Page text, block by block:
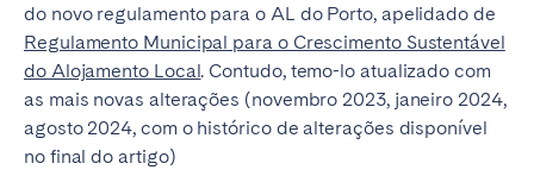
do novo regulamento para o AL do Porto, apelidado de
Regulamento Municipal para o Crescimento Sustentável
do Alojamento Local. Contudo,temo-lo atualizado com
as mais novas alterações (novembro 2023, janeiro 2024,
agosto 2024, com o histórico de alterações disponível
no final do artigo)